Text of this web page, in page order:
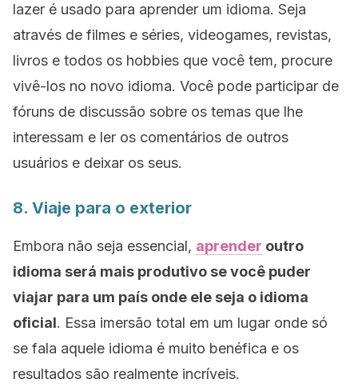
lazer é usado para aprender um idioma. Seja
através de filmes e séries, videogames, revistas,
livros e todos os hobbies que você tem, procure
vivê-los no novo idioma. Você pode participar de
fóruns de discussão sobre os temas que lhe
interessam e ler os comentários de outros
usuários e deixar os seus.
8. Viaje para o exterior
Embora não seja essencial, aprender outro
idioma será mais produtivo se você puder
viajar para um país onde ele seja o idioma
oficial. Essa imersão total em um lugar onde só
se fala aquele idioma é muito benéfica e os
resultados são realmente incríveis.